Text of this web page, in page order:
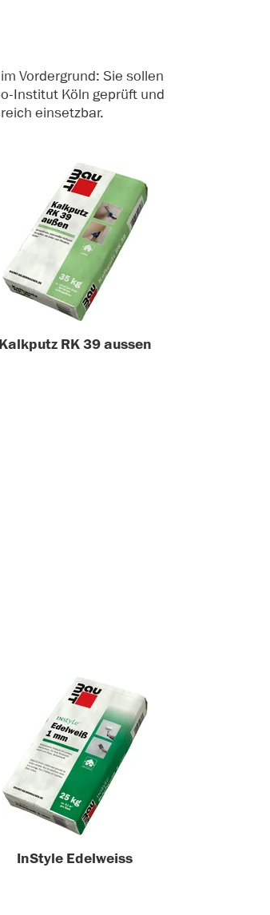
Vordergrund: Sie sollen
Institut Köln geprüft und
einsetzbar.
Kalkputz RK 39 aussen
InStyle Edelweiss